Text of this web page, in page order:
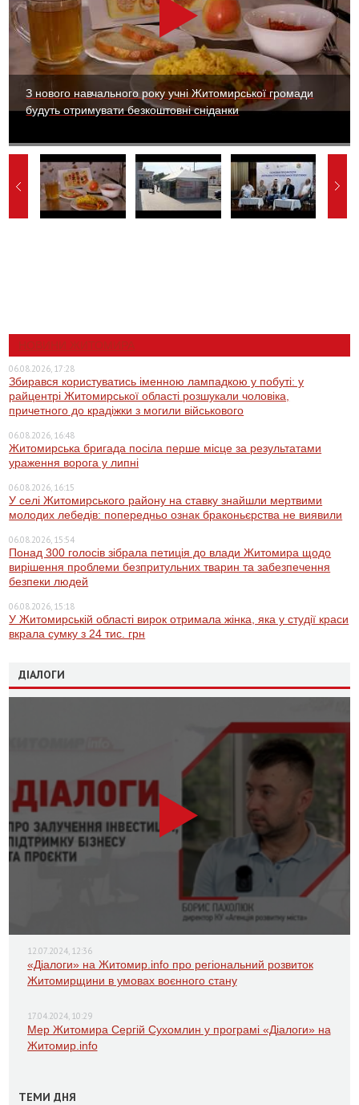
З нового навчального року учні Житомирської громади
будуть отримувати безкоштовні сніданки
НОВИНИ ЖИТОМИРА
06.08.2026, 17:28
Збирався користуватись іменною лампадкою у побуті: у
райцентрі Житомирської області розшукали чоловіка,
причетного до крадіжки з могили військового
06.08.2026, 16:48
Житомирська бригада посіла перше місце за результатами
ураження ворога у липні
06.08.2026, 16:15
У селі Житомирського району на ставку знайшли мертвими
молодих лебедів: попередньо ознак браконьєрства не виявили
06.08.2026, 15:54
Понад 300 голосів зібрала петиція до влади Житомира щодо
вирішення проблеми безпритульних тварин та забезпечення
безпеки людей
06.08.2026, 15:18
У Житомирській області вирок отримала жінка, яка у студії краси
вкрала сумку з 24 тис. грн
ДІАЛОГИ
12.07.2024, 12:36
«Діалоги» на Житомир.info про регіональний розвиток
Житомирщини в умовах воєнного стану
17.04.2024, 10:29
Мер Житомира Сергій Сухомлин у програмі «Діалоги» на
Житомир.info
ТЕМИ ДНЯ